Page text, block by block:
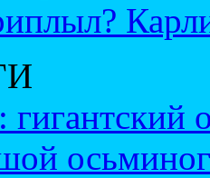
гигантский